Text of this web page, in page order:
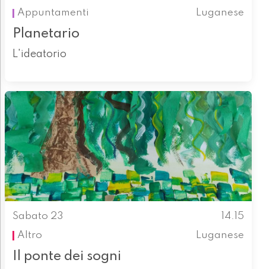
Appuntamenti
Luganese
Planetario
L'ideatorio
Sabato 23
14.15
Altro
Luganese
Il ponte dei sogni